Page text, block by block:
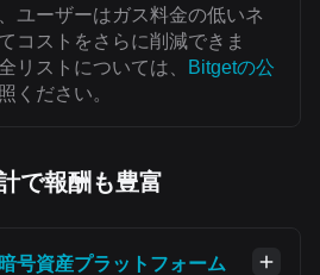
ユーザーはガス料金の低いネ
コストをさらに削減できま
リストについては、
Bitgetの公
ください。
で報酬も豊富
号資産プラットフォーム